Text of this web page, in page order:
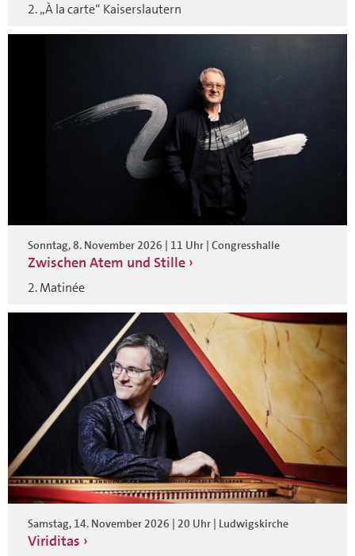
2. „À la carte“ Kaiserslautern
Sonntag, 8. November 2026 | 11 Uhr | Congresshalle
Zwischen Atem und Stille
2. Matinée
Samstag, 14. November 2026 | 20 Uhr | Ludwigskirche
Viriditas